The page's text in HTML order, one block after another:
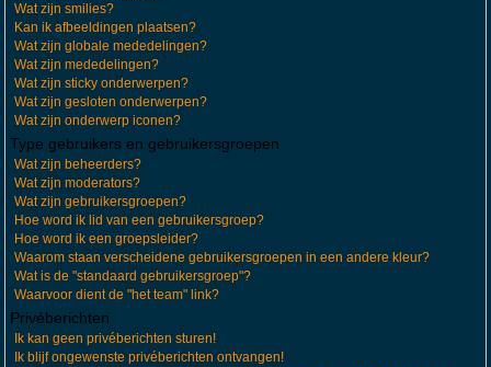
Wat zijn smilies?
Kan ik afbeeldingen plaatsen?
Wat zijn globale mededelingen?
Wat zijn mededelingen?
Wat zijn sticky onderwerpen?
Wat zijn gesloten onderwerpen?
Wat zijn onderwerp iconen?
Type gebruikers en gebruikersgroepen
Wat zijn beheerders?
Wat zijn moderators?
Wat zijn gebruikersgroepen?
Hoe word ik lid van een gebruikersgroep?
Hoe word ik een groepsleider?
Waarom staan verscheidene gebruikersgroepen in een andere kleur?
Wat is de "standaard gebruikersgroep"?
Waarvoor dient de "het team" link?
Privéberichten
Ik kan geen privéberichten sturen!
Ik blijf ongewenste privéberichten ontvangen!